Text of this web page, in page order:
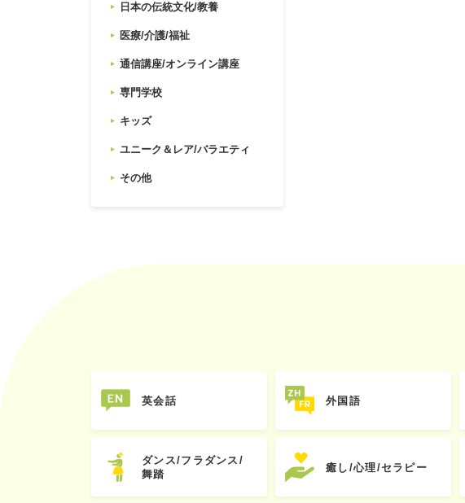
日本の伝統文化/教養
医療/介護/福祉
通信講座/オンライン講座
専門学校
キッズ
ユニーク＆レア/バラエティ
その他
英会話 外国語
ダンス/フラダンス/
舞踏
癒し/心理/セラピー